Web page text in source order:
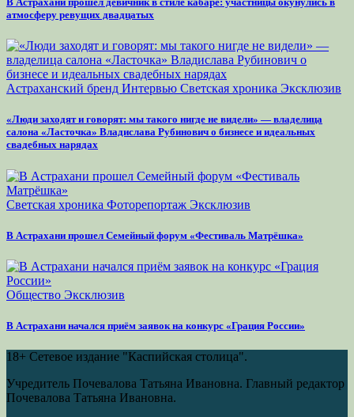
атмосферу ревущих двадцатых
Астраханский бренд Интервью Светская хроника Эксклюзив
«Люди заходят и говорят: мы такого нигде не видели» — владелица
салона «Ласточка» Владислава Рубинович о бизнесе и идеальных
свадебных нарядах
Светская хроника Фоторепортаж Эксклюзив
В Астрахани прошел Семейный форум «Фестиваль Матрёшка»
Общество Эксклюзив
В Астрахани начался приём заявок на конкурс «Грация России»
18+ Сетевое издание "Каспийская столица".
Учредитель Почевалова Татьяна Ивановна. Главный редактор
Почевалова Татьяна Ивановна.